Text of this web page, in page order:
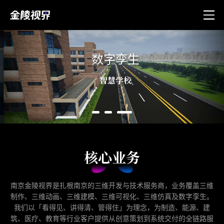
数字孪生
智慧学校
核心业务
南京金陵视界是扎根南京的三维开发与技术服务商，业务覆盖三维
制作、三维动画、三维建模、三维可视化、三维仿真及数字孪生。
我们以「看得见、讲得清、管得住」为理念，为制造、能源、建
筑、医疗、教育等行业客户提供从创意策划到系统交付的全链路服